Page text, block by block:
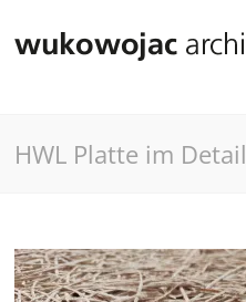
HWL Platte im Detail